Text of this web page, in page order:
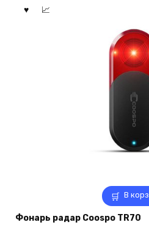
В
Фонарь радар Coospo TR70